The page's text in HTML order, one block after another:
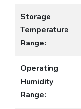
Storage
Temperature
Range:
Operating
Humidity
Range: